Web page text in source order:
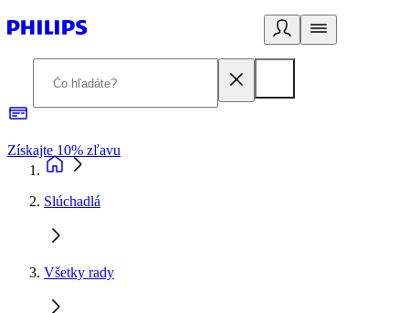
Získajte 10% zľavu
Slúchadlá
Všetky rady